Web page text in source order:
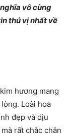
vô cùng
thú vị nhất về
hương mang
Loài hoa
đẹp và dịu
rất chắc chắn